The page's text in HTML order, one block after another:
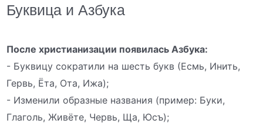
Буквица и Азбука
После христианизации появилась Азбука:
- Буквицу сократили на шесть букв (Есмь, Инить,
Гервь, Ёта, Ота, Ижа);
- Изменили образные названия (пример: Буки,
Глаголь, Живёте, Червь, Ща, Юсъ);